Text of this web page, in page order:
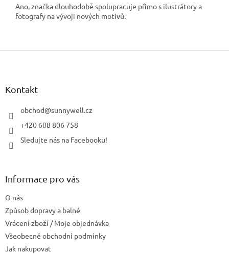
Ano, značka dlouhodobě spolupracuje přímo s ilustrátory a
fotografy na vývoji nových motivů.
Z
Kontakt
obchod@sunnywell.cz
+420 608 806 758
Sledujte nás na Facebooku!
Informace pro vás
O nás
Způsob dopravy a balné
Vrácení zboží / Moje objednávka
Všeobecné obchodní podmínky
Jak nakupovat